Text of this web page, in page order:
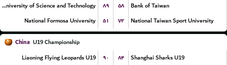
Chien Hsin University of Science and Technology
۸۹ ۵۸
Bank of Taiwan
National Formosa University
۵۱ ۷۲ National Taiwan Sport University
China U19 Championship
Liaoning Flying Leopards U19
۹۰ ۸۴
Shanghai Sharks U19